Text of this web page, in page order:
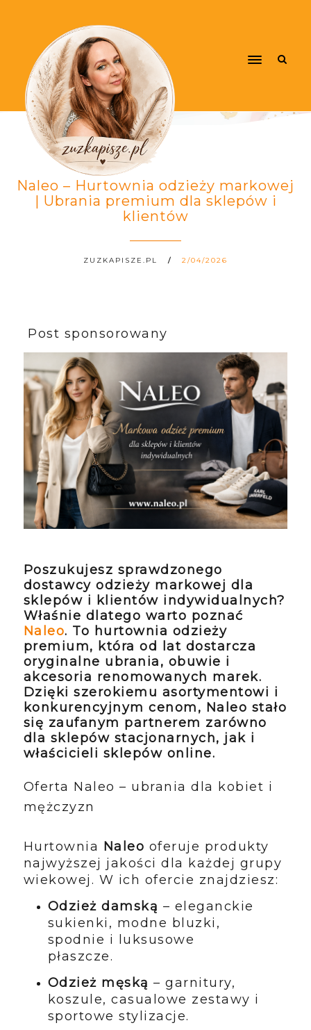
Naleo – Hurtownia odzieży markowej
| Ubrania premium dla sklepów i
klientów
ZUZKAPISZE.PL 2/04/2026
Post sponsorowany
Poszukujesz sprawdzonego
dostawcyodzieży markowej dla
sklepów i klientów indywidualnych?
Właśnie dlatego warto poznać
Naleo. To hurtownia odzieży
premium, która od lat dostarcza
oryginalne ubrania, obuwie i
akcesoria renomowanych marek.
Dzięki szerokiemu asortymentowi i
konkurencyjnym cenom, Naleo stało
się zaufanym partnerem zarówno
dla sklepów stacjonarnych, jak i
właścicieli sklepów online.
Oferta Naleo – ubrania dla kobiet i
mężczyzn
Hurtownia Naleo oferuje produkty
najwyższej jakości dla każdej grupy
wiekowej. W ich ofercie znajdziesz:
Odzież damską – eleganckie
sukienki, modne bluzki,
spodnie i luksusowe
płaszcze.
Odzież męską – garnitury,
koszule, casualowe zestawy i
sportowe stylizacje.